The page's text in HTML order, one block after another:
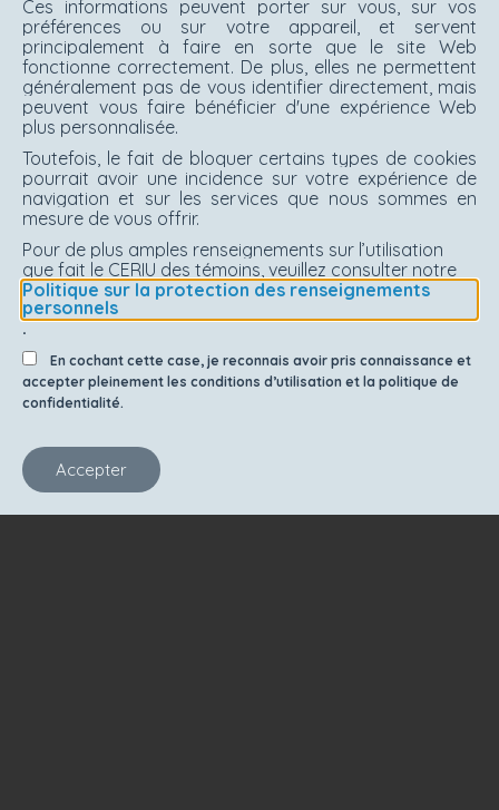
Ces informations peuvent porter sur vous, sur vos
préférences ou sur votre appareil, et servent
principalement à faire en sorte que le site Web
fonctionne correctement. De plus, elles ne permettent
généralement pas de vous identifier directement, mais
peuvent vous faire bénéficier d'une expérience Web
plus personnalisée.
Toutefois, le fait de bloquer certains types de cookies
pourrait avoir une incidence sur votre expérience de
navigation et sur les services que nous sommes en
mesure de vous offrir.
Pour de plus amples renseignements sur l’utilisation
que fait le CERIU des témoins, veuillez consulter notre
Politique sur la protection des renseignements
personnels
.
En cochant cette case, je reconnais avoir pris connaissance et
accepter pleinement les conditions d’utilisation et la politique de
confidentialité.
Accepter